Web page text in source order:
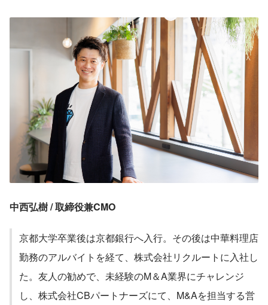
中西弘樹 / 取締役兼CMO
京都大学卒業後は京都銀行へ入行。その後は中華料理店
勤務のアルバイトを経て、株式会社リクルートに入社し
た。友人の勧めで、未経験のM＆A業界にチャレンジ
し、株式会社CBパートナーズにて、M&Aを担当する営